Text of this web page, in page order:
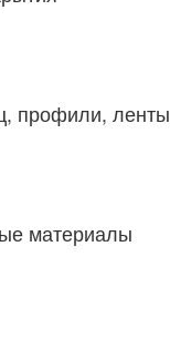
профили, ленты
материалы